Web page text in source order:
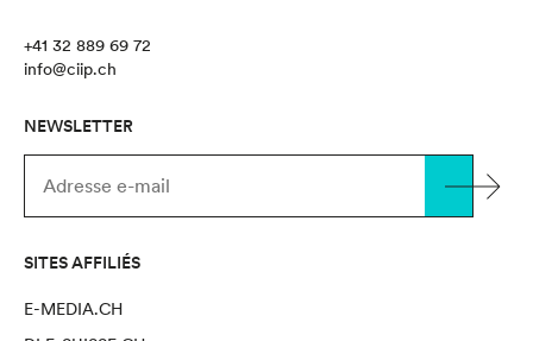
+41 32 889 69 72
info@ciip.ch
NEWSLETTER
SITES AFFILIÉS
E-MEDIA.CH